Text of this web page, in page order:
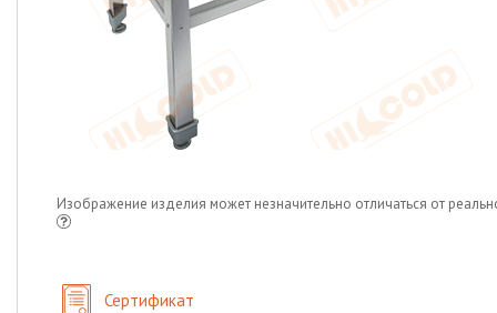
Изображение изделия может незначительно отличаться от
Сертификат